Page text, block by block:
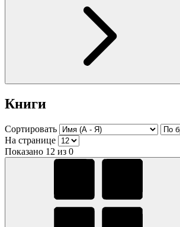
Книги
Сортировать
На странице
Показано 12 из 0